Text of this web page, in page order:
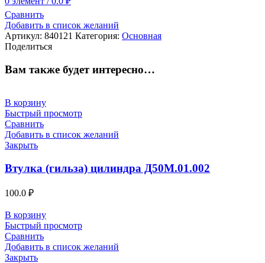
Сравнить
Добавить в список желаний
Артикул: 840121 Категория: Основная
Поделиться
Вам также будет интересно…
В корзину
Быстрый просмотр
Сравнить
Добавить в список желаний
Закрыть
Втулка (гильза) цилиндра Д50М.01.002
100.0 ₽
В корзину
Быстрый просмотр
Сравнить
Добавить в список желаний
Закрыть